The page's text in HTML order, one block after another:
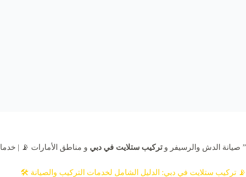
” صيانة الدش والرسيفر وتركيب ستلايت في دبي و مناطق الأمارات 📡 |
📡 تركيب ستلايت في دبي: الدليل الشامل لخدمات التركيب والصيانة 🛠️